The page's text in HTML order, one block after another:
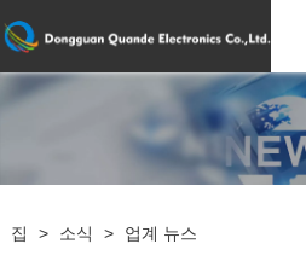
집 > 소식 > 업계 뉴스